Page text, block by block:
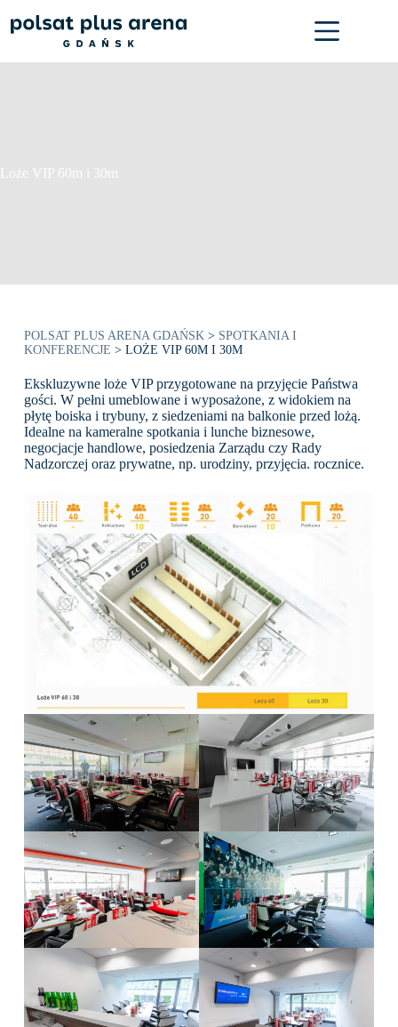
do
treści
Loże VIP 60m i 30m
POLSAT PLUS ARENA GDAŃSK> SPOTKANIA I
KONFERENCJE > LOŻE VIP 60M I 30M
Ekskluzywne loże VIP przygotowane na przyjęcie Państwa
gości. W pełni umeblowane i wyposażone, z widokiem na
płytę boiska i trybuny, z siedzeniami na balkonie przed lożą.
Idealne na kameralne spotkania i lunche biznesowe,
negocjacje handlowe, posiedzenia Zarządu czy Rady
Nadzorczej oraz prywatne, np. urodziny, przyjęcia. rocznice.